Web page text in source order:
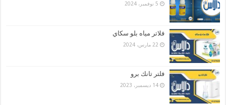
5 نوفمبر، 2024
فلاتر مياه بلو سكاي
22 مارس، 2024
فلتر تانك برو
14 ديسمبر، 2023